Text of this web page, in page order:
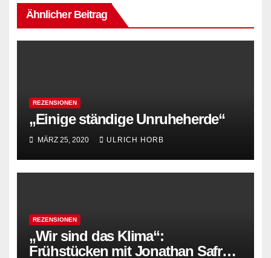
Ähnlicher Beitrag
REZENSIONEN
„Einige ständige Unruheherde“
MÄRZ 25, 2020 ULRICH HORB
REZENSIONEN
„Wir sind das Klima“:
Frühstücken mit Jonathan Safran